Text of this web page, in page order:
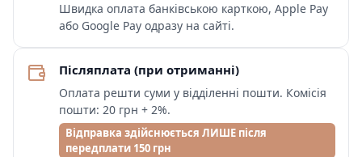
Швидка оплата банківською карткою, Apple Pay
або Google Pay одразу на сайті.
Післяплата (при отриманні)
Оплата решти суми у відділенні пошти. Комісія
пошти: 20 грн + 2%.
Відправка здійснюється ЛИШЕ після
передплати 150 грн